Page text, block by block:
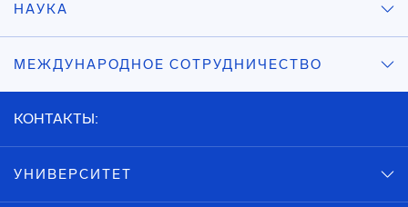
НАУКА
МЕЖДУНАРОДНОЕ СОТРУДНИЧЕСТВО
КОНТАКТЫ:
УНИВЕРСИТЕТ